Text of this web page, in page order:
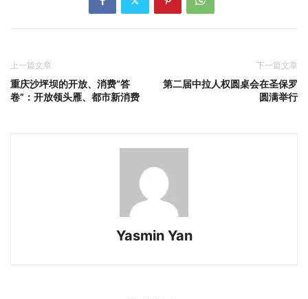
上一篇文章
重庆沙坪坝的开放、消费“答
卷”：开放领头雁、都市新消费
下一篇文章
第二届中拉人权圆桌会在圣保罗
圆满举行
Yasmin Yan